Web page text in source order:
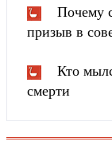
Почему
призыв в
Кто
смерти